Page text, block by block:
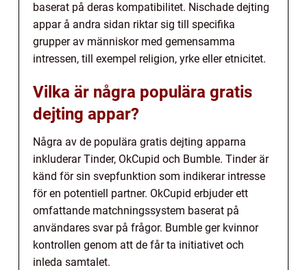
baserat på deras kompatibilitet. Nischade dejting
appar å andra sidan riktar sig till specifika
grupper av människor med gemensamma
intressen, till exempel religion, yrke eller etnicitet.
Vilka är några populära gratis
dejting appar?
Några av de populära gratis dejting apparna
inkluderar Tinder, OkCupid och Bumble. Tinder är
känd för sin svepfunktion som indikerar intresse
för en potentiell partner. OkCupid erbjuder ett
omfattande matchningssystem baserat på
användares svar på frågor. Bumble ger kvinnor
kontrollen genom att de får ta initiativet och
inleda samtalet.